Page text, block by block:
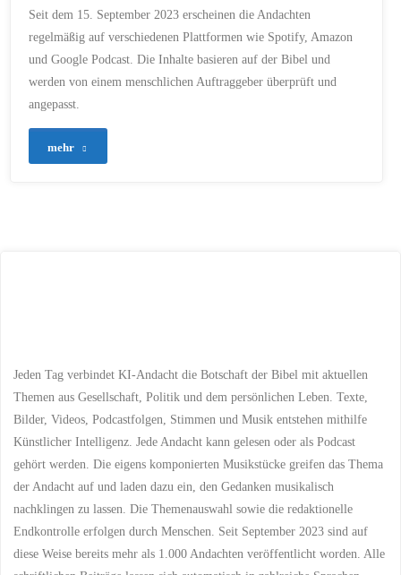
/MICHAEL VOSS
/
INNOVATION /SPOTIFY/
20. MAI 2024
Seit dem 15. September 2023 erscheinen die Andachten
regelmäßig auf verschiedenen Plattformen wie Spotify, Amazon
und Google Podcast. Die Inhalte basieren auf der Bibel und
werden von einem menschlichen Auftraggeber überprüft und
angepasst.
mehr
Ein
der
christlichen
Innovation"
Jeden Tag verbindet KI-Andacht die Botschaft der Bibel mit aktuellen
Themen aus Gesellschaft, Politik und dem persönlichen Leben. Texte,
Bilder, Videos, Podcastfolgen, Stimmen und Musik entstehen mithilfe
Künstlicher Intelligenz. Jede Andacht kann gelesen oder als Podcast
gehört werden. Die eigens komponierten Musikstücke greifen das Thema
der Andacht auf und laden dazu ein, den Gedanken musikalisch
nachklingen zu lassen. Die Themenauswahl sowie die redaktionelle
Endkontrolle erfolgen durch Menschen. Seit September 2023 sind auf
diese Weise bereits mehr als 1.000 Andachten veröffentlicht worden. Alle